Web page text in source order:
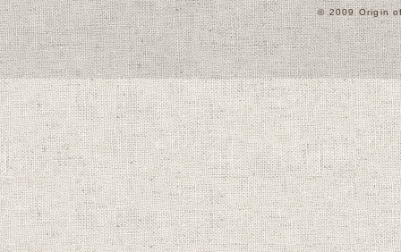
© 2009 Origin